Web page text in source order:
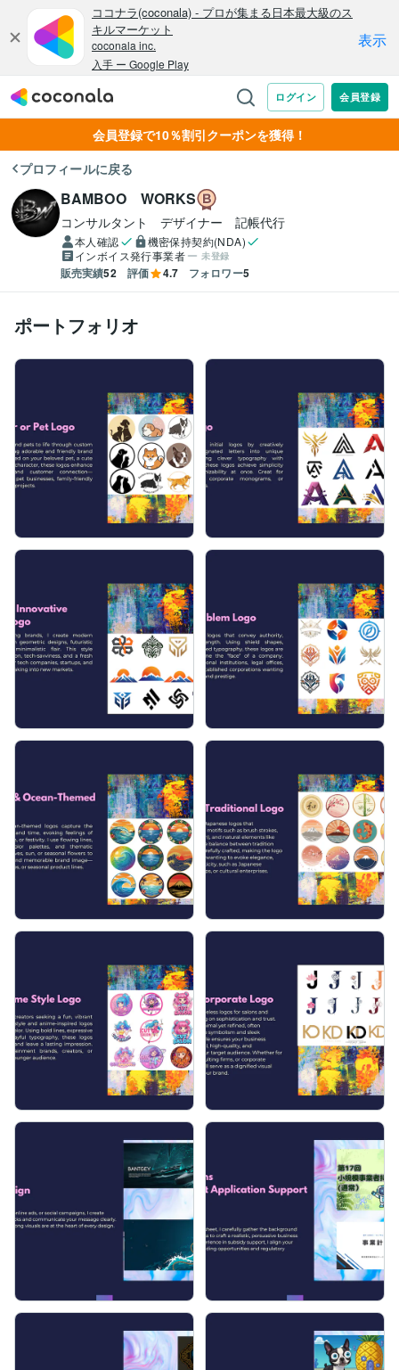
会員登録で10％割引クーポンを獲得！
プロフィールに戻る
BAMBOO WORKS
コンサルタント　デザイナー　記帳代行
本人確認
機密保持契約(NDA)
インボイス発行事業者
未登録
販売実績52 評価 4.7 フォロワー5
ポートフォリオ